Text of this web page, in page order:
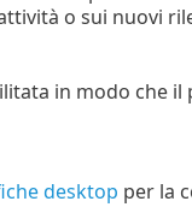
o sui nuovi
in modo che
desktop per la